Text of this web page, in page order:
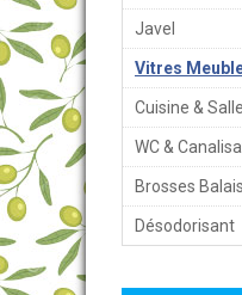
Javel
Vitres
Cuisine &
WC &
Brosses
Désodorisant